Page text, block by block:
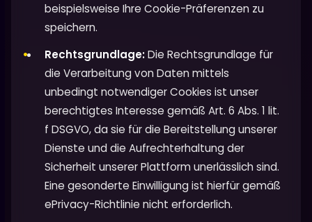
beispielsweise Ihre Cookie-Präferenzen zu
speichern.
Rechtsgrundlage:Die Rechtsgrundlage für
die Verarbeitung von Daten mittels
unbedingt notwendiger Cookies ist unser
berechtigtes Interesse gemäß Art. 6 Abs. 1 lit.
f DSGVO, da sie für die Bereitstellung unserer
Dienste und die Aufrechterhaltung der
Sicherheit unserer Plattform unerlässlich sind.
Eine gesonderte Einwilligung ist hierfür gemäß
ePrivacy-Richtlinie nicht erforderlich.